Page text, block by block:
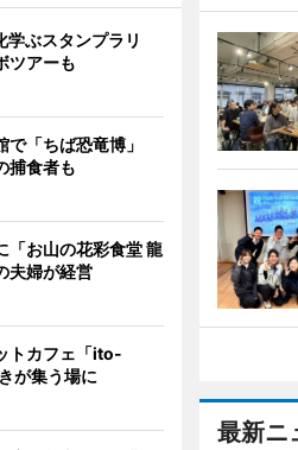
最新ニ
ぶスタンプラリ
ツアーも
で「ちば恐竜博」
捕食者も
「お山の花彩食堂 龍
婦が経営
トカフェ「ito-
が集う場に